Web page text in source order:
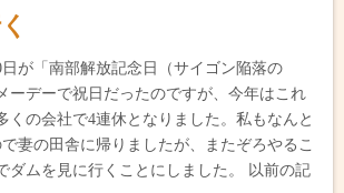
が「南部解放記念日（サイゴン陥落の
ーデーで祝日だったのですが、今年はこれ
くの会社で4連休となりました。私もなんと
妻の田舎に帰りましたが、またぞろやるこ
ダムを見に行くことにしました。 以前の記